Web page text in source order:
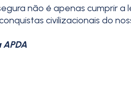
não é apenas cumprir
civilizacionais do
APDA